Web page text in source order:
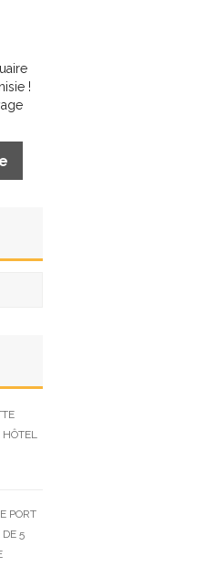
!
HÔTEL
PORT
5